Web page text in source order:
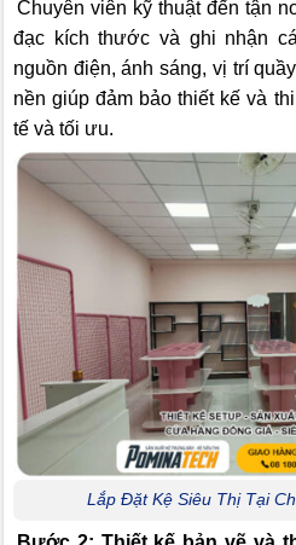
Chuyên viên kỹ thuật đến tận
đạc kích thước và ghi nhận
nguồn điện, ánh sáng, vị trí
nền giúp đảm bảo thiết kế và
tế và tối ưu.
Lắp Đặt Kệ Siêu Thị Tại